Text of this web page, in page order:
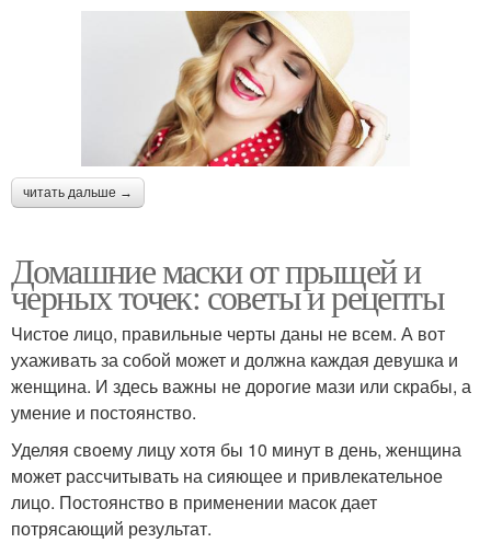
читать дальше →
Домашние маски от прыщей и
черных точек: советы и рецепты
Чистое лицо, правильные черты даны не всем. А вот
ухаживать за собой может и должна каждая девушка и
женщина. И здесь важны не дорогие мази или скрабы, а
умение и постоянство.
Уделяя своему лицу хотя бы 10 минут в день, женщина
может рассчитывать на сияющее и привлекательное
лицо. Постоянство в применении масок дает
потрясающий результат.